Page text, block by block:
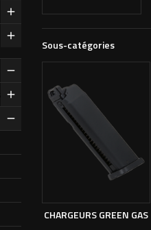
Sous-catégories
CHARGEURS GREEN GAS